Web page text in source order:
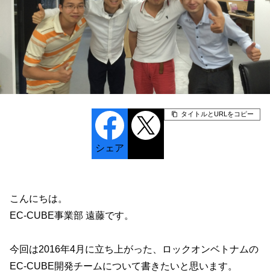
シェア
タイトルとURLをコピー
こんにちは。
EC-CUBE事業部 遠藤です。
今回は2016年4月に立ち上がった、ロックオンベトナムの
EC-CUBE開発チームについて書きたいと思います。